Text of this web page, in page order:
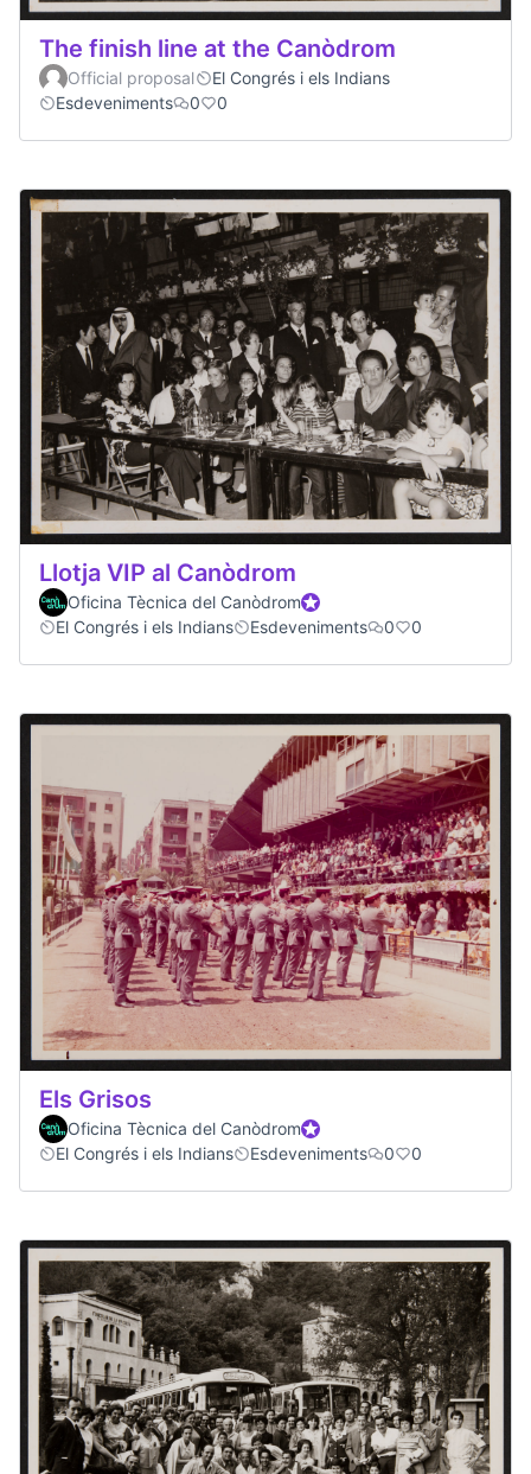
The finish line at the Canòdrom
Official proposal
El Congrés i els Indians
Esdeveniments
0 0
Llotja VIP al Canòdrom
Oficina Tècnica del CanòdromOfficial participant
El Congrés i els Indians
Esdeveniments 0 0
Els Grisos
Oficina Tècnica del CanòdromOfficial participant
El Congrés i els Indians
Esdeveniments 0 0